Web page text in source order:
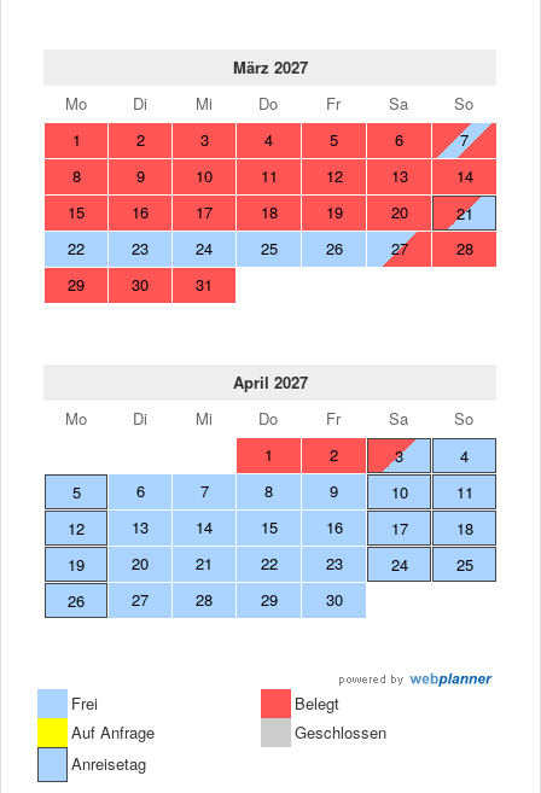
März 2027
Mo
Di Mi Do Fr Sa
So
1
2 3 4 5 6
7
8
9 10 11 12 13
14
15
16 17 18 19 20
21
22
23 24 25 26 27
28
29
30 31
April 2027
Mo
Di Mi Do Fr Sa
So
1
2 3
4
5
6 7 8 9 10
11
12
13 14 15 16 17
18
19
20 21 22 23 24
25
26
27 28 29 30
Frei
Belegt
Auf Anfrage
Geschlossen
Anreisetag